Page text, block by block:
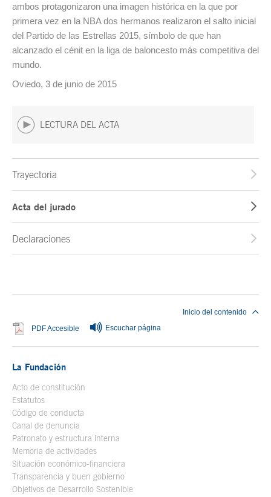
ambos protagonizaron una imagen histórica en la que por
primera vez en la NBA dos hermanos realizaron el salto inicial
del Partido de las Estrellas 2015, símbolo de que han
alcanzado el cénit en la liga de baloncesto más competitiva del
mundo.
Oviedo, 3 de junio de 2015
LECTURA DEL ACTA
Trayectoria
Acta del jurado
Declaraciones
PDF Accesible Se abre en ventana nueva
Escuchar página
Inicio del contenido
La Fundación
Acto de constitución
Estatutos
Código de conducta
Canal de denuncia
Patronato y estructura interna
Memoria de actividades
Situación económico-financiera
Transparencia y buen gobierno
Objetivos de Desarrollo Sostenible